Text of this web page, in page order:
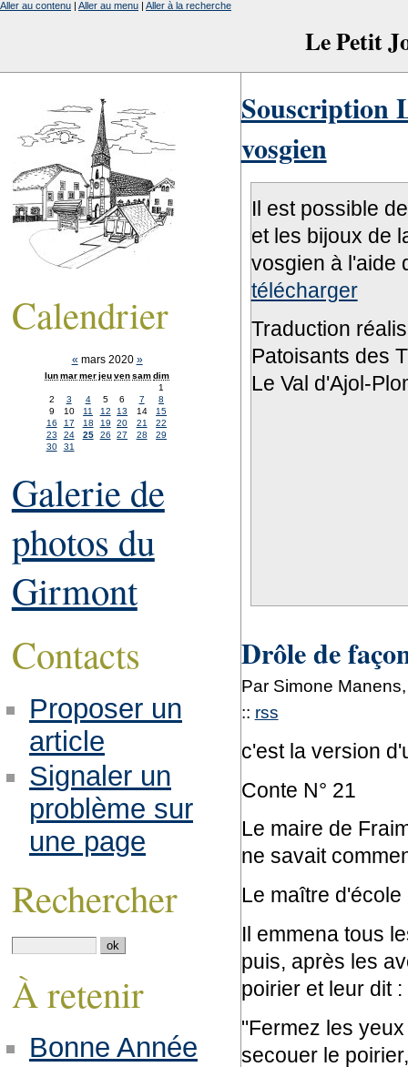
Le Petit
Aller au contenu | Aller au menu | Aller à la recherche
Souscription
vosgien
Il est possible
et les bijoux de
vosgien à l'aide
télécharger
Traduction
Patoisants des
Le Val d'Ajol-
Drôle de
Par Simone
:: rss
c'est la version
Conte N° 21
Le maire de
ne savait
Le maître
Il emmena tous
puis, après les
poirier et leur dit :
"Fermez les
secouer le
Calendrier
« mars 2020 »
lunmarmerjeuvensamdim
1
2
3 4 5 6 7
8
9
10 11 12 13 14
15
16
17 18 19 20 21
22
23
24 25 26 27 28
29
30
31
Galerie de
photos du
Girmont
Contacts
Proposer un
article
Signaler un
problème sur
une page
Rechercher
À retenir
Bonne Année